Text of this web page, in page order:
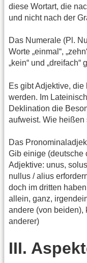
diese Wortart, die
und nicht nach der
Das Numerale (Pl.
Worte „einmal“,
„kein“ und „dreifach“
Es gibt Adjektive,
werden. Im
Deklination die
aufweist. Wie heißen
Das
Gib einige (deutsche
Adjektive: unus,
nullus / alius
doch im dritten
allein, ganz,
andere (von beiden),
anderer)
III.